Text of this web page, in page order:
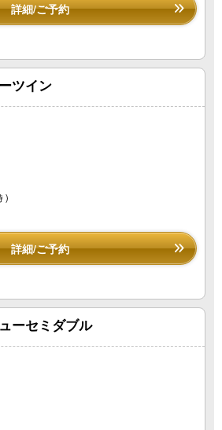
詳細/ご予約
ツイン
)
詳細/ご予約
ーセミダブル